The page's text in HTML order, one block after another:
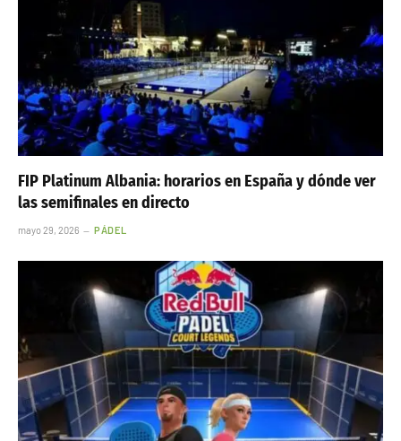
FIP Platinum Albania: horarios en España y dónde ver
las semifinales en directo
mayo 29, 2026 PÁDEL